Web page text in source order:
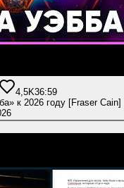
4,5K36:59
к 2026 году [Fraser Cain]